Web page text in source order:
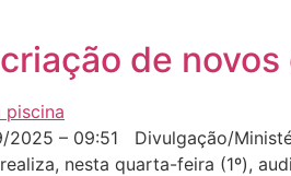
de
2025 – 09:51 Divulgação/
nesta quarta-feira (1º),